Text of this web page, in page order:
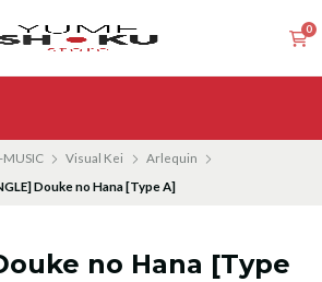
0
MUSIC Visual Kei
Arlequin
Douke no Hana [Type A]
no Hana [Type